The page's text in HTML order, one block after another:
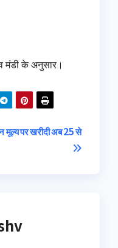
मंडी के अनुसार।
मूल्य पर खरीदी अब 25 से